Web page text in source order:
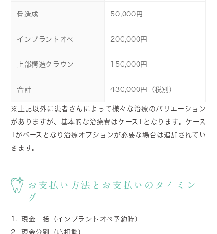
骨造成 50,000円
インプラントオペ 200,000円
上部構造クラウン 150,000円
合計 430,000円（税別）
※上記以外に患者さんによって様々な治療のバリエーション
がありますが、基本的な治療費はケース1となります。ケース
1がベースとなり治療オプションが必要な場合は追加されてい
きます。
お支払い方法とお支払いのタイミン
グ
1.現金一括（インプラントオペ予約時）
2.現金分割（応相談）